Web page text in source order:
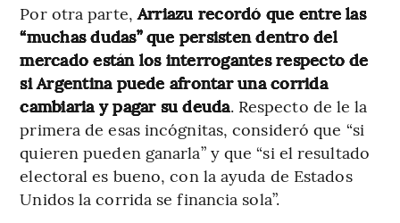
Por otra parte,Arriazu recordó que entre las
“muchas dudas” que persisten dentro del
mercado están los interrogantes respecto de
si Argentina puede afrontar una corrida
cambiaria y pagar su deuda. Respecto de le la
primera de esas incógnitas, consideró que “si
quieren pueden ganarla” y que “si el resultado
electoral es bueno, con la ayuda de Estados
Unidos la corrida se financia sola”.